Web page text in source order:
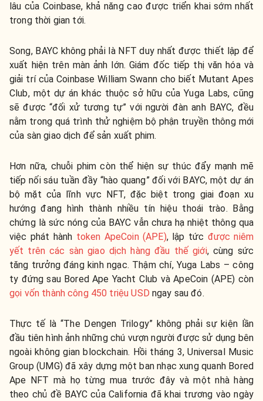
lâu của Coinbase, khả năng cao được triển khai sớm nhất
trong thời gian tới.
Song, BAYC không phải là NFT duy nhất được thiết lập để
xuất hiện trên màn ảnh lớn. Giám đốc tiếp thị văn hóa và
giải trí của Coinbase William Swann cho biết Mutant Apes
Club, một dự án khác thuộc sở hữu của Yuga Labs, cũng
sẽ được “đối xử tương tự” với người đàn anh BAYC, đều
nằm trong quá trình thử nghiệm bộ phận truyền thông mới
của sàn giao dịch để sản xuất phim.
Hơn nữa, chuỗi phim còn thể hiện sự thúc đẩy mạnh mẽ
tiếp nối sáu tuần đầy “hào quang” đối với BAYC, một dự án
bộ mặt của lĩnh vực NFT, đặc biệt trong giai đoạn xu
hướng đang hình thành nhiều tín hiệu thoái trào. Bằng
chứng là sức nóng của BAYC vẫn chưa hạ nhiệt thông qua
việc phát hành token ApeCoin (APE), lập tức được niêm
yết trên các sàn giao dịch hàng đầu thế giới, cùng sức
tăng trưởng đáng kinh ngạc. Thậm chí, Yuga Labs – công
ty đứng sau Bored Ape Yacht Club và ApeCoin (APE) còn
gọi vốn thành công 450 triệu USD ngay sau đó.
Thực tế là “The Dengen Trilogy” không phải sự kiện lần
đầu tiên hình ảnh những chú vượn người được sử dụng bên
ngoài không gian blockchain. Hồi tháng 3, Universal Music
Group (UMG) đã xây dựng một ban nhạc xung quanh Bored
Ape NFT mà họ từng mua trước đây và một nhà hàng
theo chủ đề BAYC của California đã khai trương vào ngày